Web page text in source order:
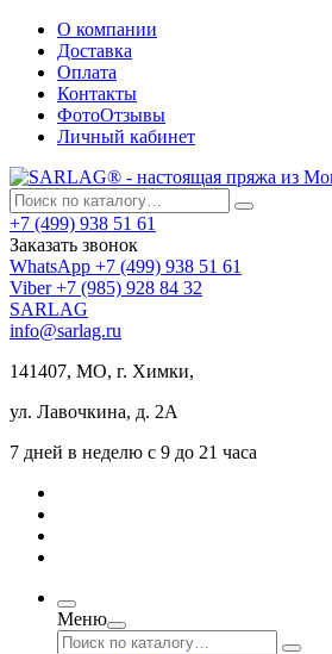
О компании
Доставка
Оплата
Контакты
ФотоОтзывы
Личный кабинет
+7 (499) 938 51 61
Заказать звонок
WhatsApp +7 (499) 938 51 61
Viber +7 (985) 928 84 32
SARLAG
info@sarlag.ru
141407, МО, г. Химки,
ул. Лавочкина, д. 2А
7 дней в неделю с 9 до 21 часа
Меню